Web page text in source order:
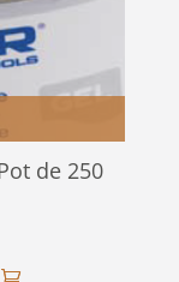
de 250